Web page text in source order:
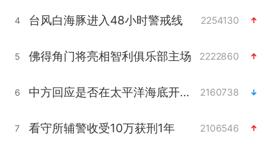
4 台风白海豚进入48小时警戒线 2254130
5 佛得角门将亮相智利俱乐部主场 2222860
6 中方回应是否在太平洋海底开采稀土 2160738
7 看守所辅警收受10万获刑1年 2106546